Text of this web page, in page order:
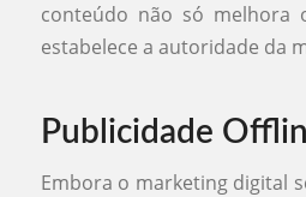
conteúdo não só melhora
estabelece a autoridade da
Publicidade
Embora o marketing digital